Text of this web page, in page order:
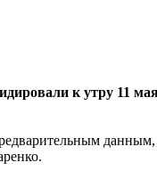
к утру 11